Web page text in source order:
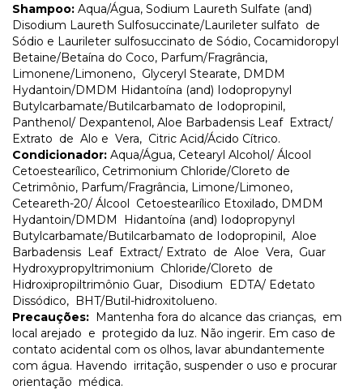
Shampoo: Aqua/Água, Sodium Laureth Sulfate (and)
Disodium Laureth Sulfosuccinate/Laurileter sulfato de
Sódio e Laurileter sulfosuccinato de Sódio, Cocamidoropyl
Betaine/Betaína do Coco, Parfum/Fragrância,
Limonene/Limoneno, Glyceryl Stearate, DMDM
Hydantoin/DMDM Hidantoína (and) Iodopropynyl
Butylcarbamate/Butilcarbamato de Iodopropinil,
Panthenol/ Dexpantenol, Aloe Barbadensis Leaf Extract/
Extrato de Alo e Vera, Citric Acid/Ácido Cítrico.
Condicionador: Aqua/Água, Cetearyl Alcohol/ Álcool
Cetoestearílico, Cetrimonium Chloride/Cloreto de
Cetrimônio, Parfum/Fragrância, Limone/Limoneo,
Ceteareth-20/ Álcool Cetoestearílico Etoxilado, DMDM
Hydantoin/DMDM Hidantoína (and) Iodopropynyl
Butylcarbamate/Butilcarbamato de Iodopropinil, Aloe
Barbadensis Leaf Extract/ Extrato de Aloe Vera, Guar
Hydroxypropyltrimonium Chloride/Cloreto de
Hidroxipropiltrimônio Guar, Disodium EDTA/ Edetato
Dissódico, BHT/Butil-hidroxitolueno.
Precauções: Mantenha fora do alcance das crianças, em
local arejado e protegido da luz. Não ingerir. Em caso de
contato acidental com os olhos, lavar abundantemente
com água. Havendo irritação, suspender o uso e procurar
orientação médica.